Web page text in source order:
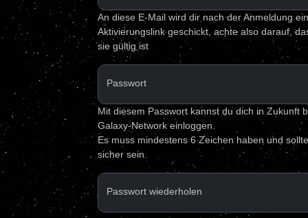
An diese E-Mail wird dir nach der Anmeldung ein
Aktivierungslink geschickt, achte also darauf,
sie gültig ist
Passwort
Mit diesem Passwort kannst du dich in Zukunft
Galaxy-Network einloggen.
Es muss mindestens 6 Zeichen haben und sollte
sicher sein.
Passwort wiederholen